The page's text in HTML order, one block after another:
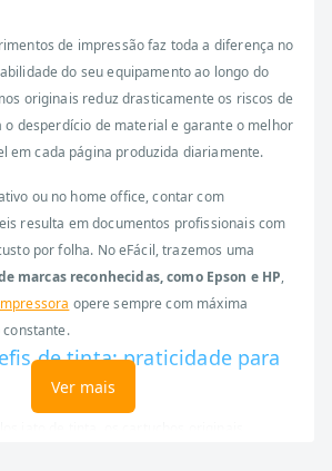
de impressão faz toda a diferença no
do seu equipamento ao longo do
originais reduz drasticamente os riscos de
o desperdício de material e garante o melhor
em cada página produzida diariamente.
ou no home office, contar com
resulta em documentos profissionais com
por folha. No eFácil, trazemos uma
marcas reconhecidas, como Epson e HP,
opere sempre com máxima
de tinta: praticidade para
Ver mais